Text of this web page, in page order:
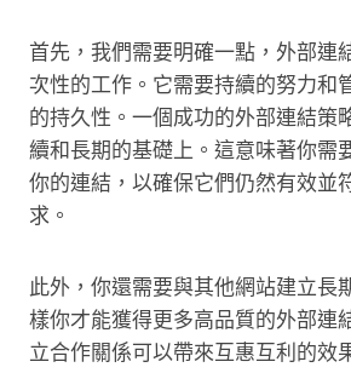
首先，我們需要明確一點，外部連
次性的工作。它需要持續的努力和
的持久性。一個成功的外部連結策
續和長期的基礎上。這意味著你需
你的連結，以確保它們仍然有效並
求。
此外，你還需要與其他網站建立長
樣你才能獲得更多高品質的外部連
立合作關係可以帶來互惠互利的效